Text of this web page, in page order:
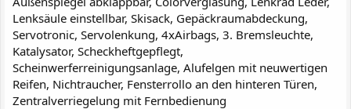
Lenksäule einstellbar, Skisack, Gepäckraumabdeckung,
Servotronic, Servolenkung, 4xAirbags, 3. Bremsleuchte,
Katalysator, Scheckheftgepflegt,
Scheinwerferreinigungsanlage, Alufelgen mit neuwertigen
Reifen, Nichtraucher, Fensterrollo an den hinteren Türen,
Zentralverriegelung mit Fernbedienung